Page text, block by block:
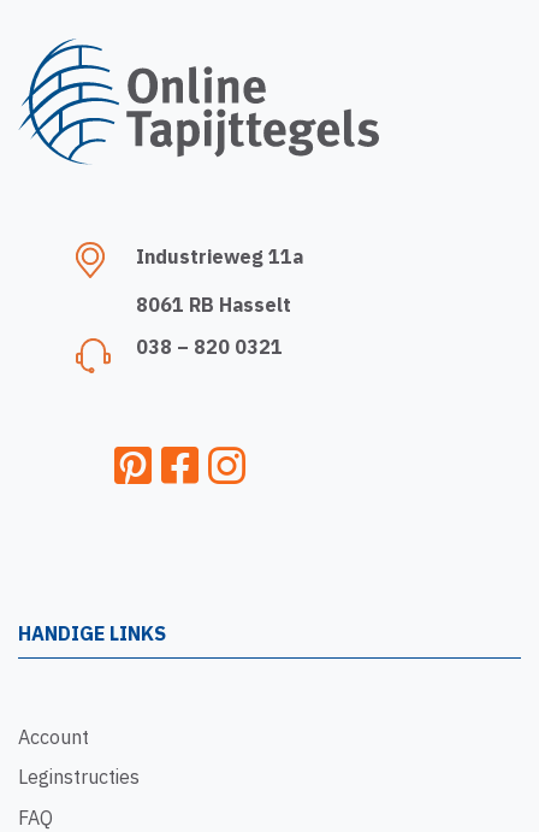
Industrieweg 11a
8061 RB Hasselt
038 – 820 0321
HANDIGE LINKS
Account
Leginstructies
FAQ